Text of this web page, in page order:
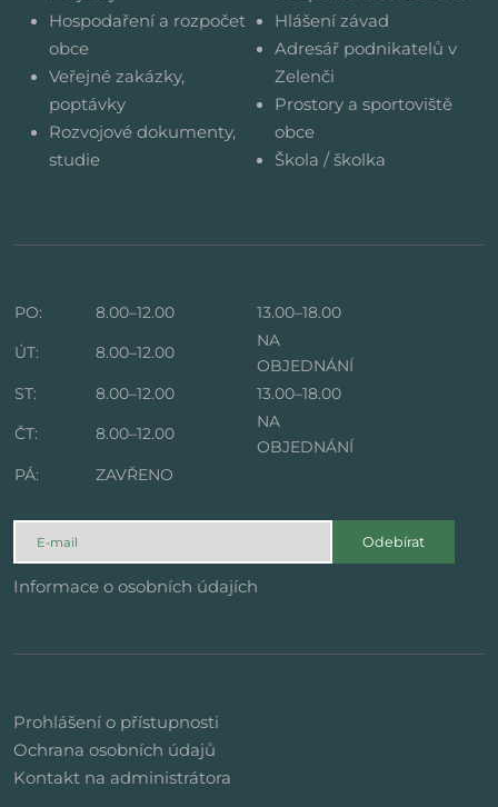
Hospodaření a rozpočet
obce
Veřejné zakázky,
poptávky
Rozvojové dokumenty,
studie
Hlášení závad
Adresář podnikatelů v
Zelenči
Prostory a sportoviště
obce
Škola / školka
PO: 8.00–12.00
13.00–18.00
ÚT:
8.00–12.00
NA
OBJEDNÁNÍ
ST:
8.00–12.00
13.00–18.00
ČT:
8.00–12.00
NA
OBJEDNÁNÍ
PÁ:
ZAVŘENO
Odebírat
Informace o osobních údajích
Prohlášení o přístupnosti
Ochrana osobních údajů
Kontakt na administrátora